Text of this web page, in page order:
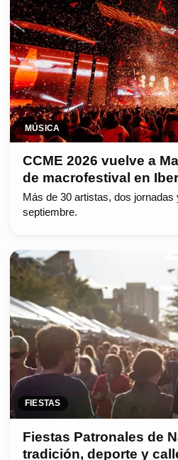
MÚSICA
CCME 2026 vuelve a
de macrofestival en
Más de 30 artistas, dos jornadas
septiembre.
FIESTAS
Fiestas Patronales de
tradición, deporte y